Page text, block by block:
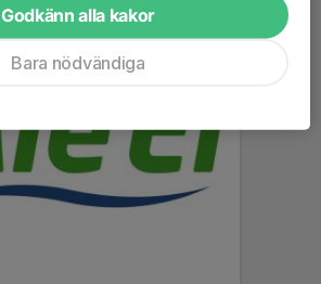
Godkänn alla kakor
Bara nödvändiga